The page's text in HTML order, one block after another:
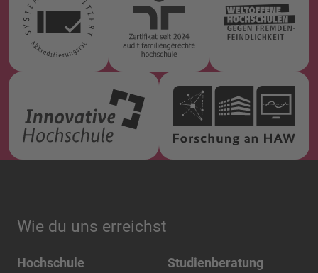
Wie du uns erreichst
Hochschule
Studienberatung